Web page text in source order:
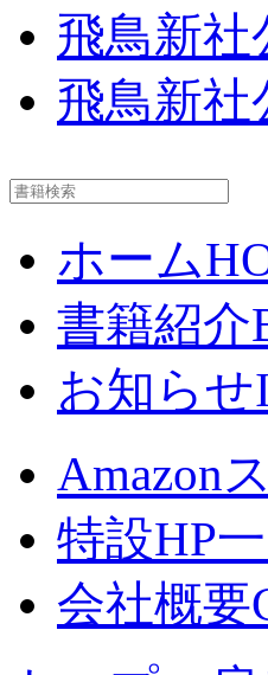
飛鳥新社
飛鳥新社
ホーム
書籍紹介
お知らせ
Amazon
特設HP
会社概要